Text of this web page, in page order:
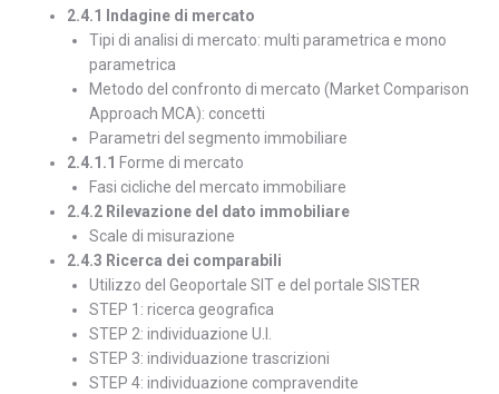
2.4.1 Indagine di mercato
Tipi di analisi di mercato: multi parametrica e mono
parametrica
Metodo del confronto di mercato (Market Comparison
Approach MCA): concetti
Parametri del segmento immobiliare
2.4.1.1 Forme di mercato
Fasi cicliche del mercato immobiliare
2.4.2 Rilevazione del dato immobiliare
Scale di misurazione
2.4.3 Ricerca dei comparabili
Utilizzo del Geoportale SIT e del portale SISTER
STEP 1: ricerca geografica
STEP 2: individuazione U.I.
STEP 3: individuazione trascrizioni
STEP 4: individuazione compravendite